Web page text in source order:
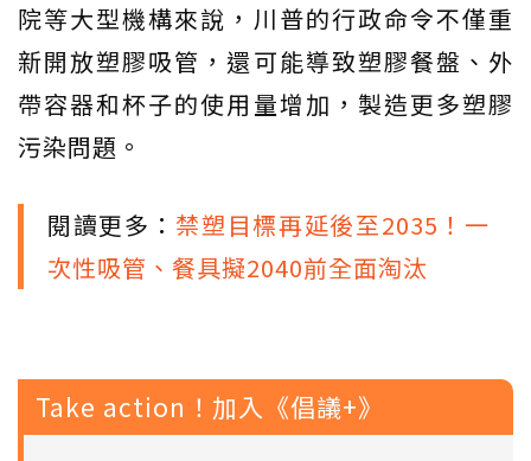
院等大型機構來說，川普的行政命令不僅重
新開放塑膠吸管，還可能導致塑膠餐盤、外
帶容器和杯子的使用量增加，製造更多塑膠
污染問題。
閱讀更多： 禁塑目標再延後至2035！一
次性吸管、餐具擬2040前全面淘汰
Take action！加入《倡議+》